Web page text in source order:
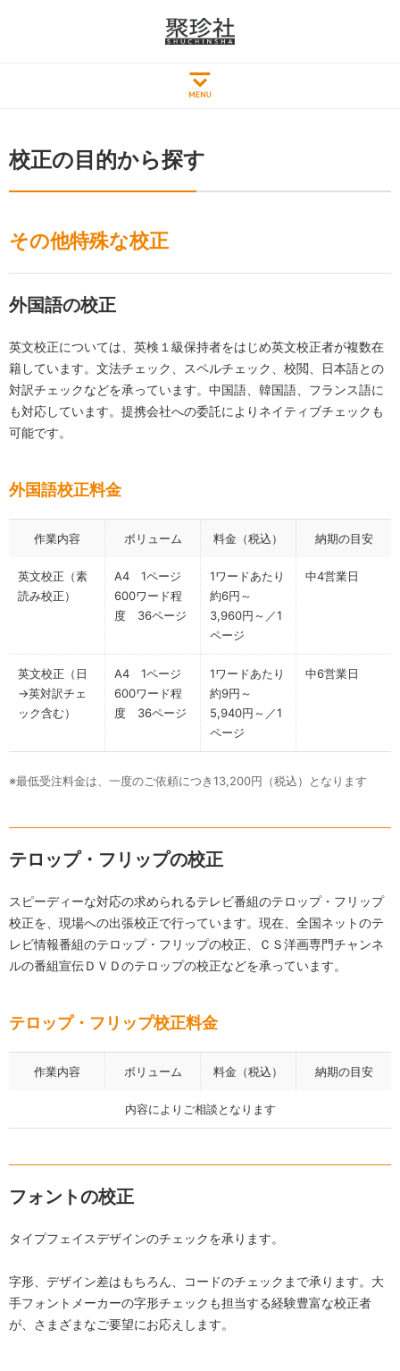
校正の目的から探す
その他特殊な校正
外国語の校正
英文校正については、英検１級保持者をはじめ英文校正者が複数在
籍しています。文法チェック、スペルチェック、校閲、日本語との
対訳チェックなどを承っています。中国語、韓国語、フランス語に
も対応しています。提携会社への委託によりネイティブチェックも
可能です。
外国語校正料金
作業内容 ボリューム 料金（税込） 納期の目安
英文校正（素
読み校正）
A4 1ページ
600ワード程
度 36ページ
1ワードあたり
約6円～
3,960円～／1
ページ
中4営業日
英文校正（日
→英対訳チェ
ック含む）
A4 1ページ
600ワード程
度 36ページ
1ワードあたり
約9円～
5,940円～／1
ページ
中6営業日
※最低受注料金は、一度のご依頼につき13,200円（税込）となります
テロップ・フリップの校正
スピーディーな対応の求められるテレビ番組のテロップ・フリップ
校正を、現場への出張校正で行っています。現在、全国ネットのテ
レビ情報番組のテロップ・フリップの校正、ＣＳ洋画専門チャンネ
ルの番組宣伝ＤＶＤのテロップの校正などを承っています。
テロップ・フリップ校正料金
作業内容 ボリューム 料金（税込） 納期の目安
内容によりご相談となります
フォントの校正
タイプフェイスデザインのチェックを承ります。
字形、デザイン差はもちろん、コードのチェックまで承ります。大
手フォントメーカーの字形チェックも担当する経験豊富な校正者
が、さまざまなご要望にお応えします。